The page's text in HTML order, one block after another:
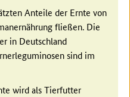
Anteile der Ernte von
fließen. Die
in Deutschland
sind im
wird als Tierfutter